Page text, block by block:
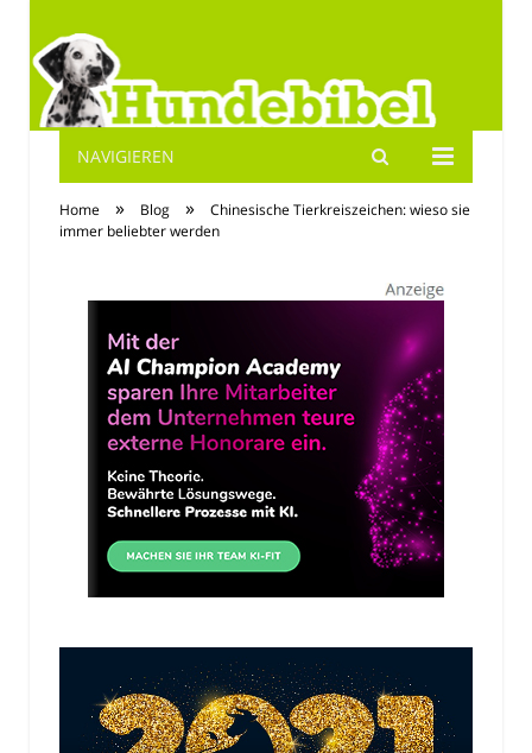
Hundebibel.de
NAVIGIEREN
Home » Blog »
Chinesische Tierkreiszeichen: wieso sie
immer beliebter werden